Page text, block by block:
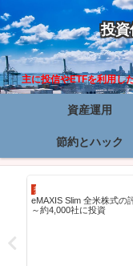
投
主に投信やETFを利用し
資産運用
節約とハック
投信ETFの評価
eMAXIS Slim 全米株式の
～約4,000社に投資